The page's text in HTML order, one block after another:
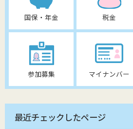
国保・年金 税金
参加募集 マイナンバー
最近チェックしたページ